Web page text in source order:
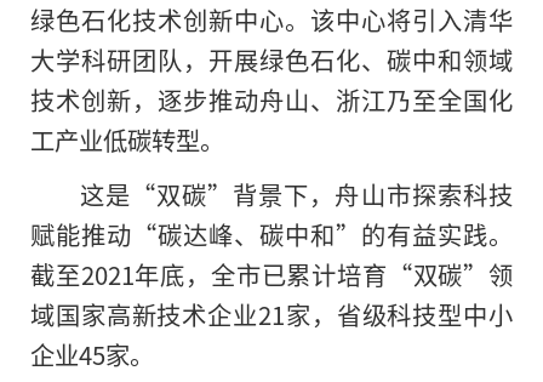
绿色石化技术创新中心。该中心将引入清华
大学科研团队，开展绿色石化、碳中和领域
技术创新，逐步推动舟山、浙江乃至全国化
工产业低碳转型。
这是“双碳”背景下，舟山市探索科技
赋能推动“碳达峰、碳中和”的有益实践。
截至2021年底，全市已累计培育“双碳”领
域国家高新技术企业21家，省级科技型中小
企业45家。